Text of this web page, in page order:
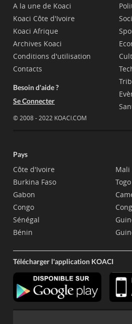
A la une de Koaci
Koaci Côte d'Ivoire
Koaci Afrique
Archives Koaci
Conditions d'utilisation
Contacts
Besoin d'aide ?
Se Connecter
© 2008 - 2022 KOACI.COM
Pays
Côte d'Ivoire
Burkina Faso
Gabon
Congo
Sénégal
Bénin
Mali
Togo
Télécharger l'application KOACI